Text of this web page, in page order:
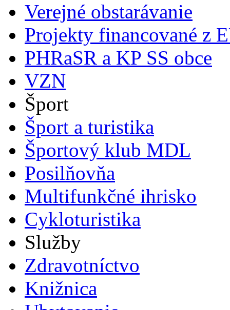
Verejné obstarávanie
Projekty financované z
PHRaSR a KP SS obce
VZN
Šport
Šport a turistika
Športový klub MDL
Posilňovňa
Multifunkčné ihrisko
Cykloturistika
Služby
Zdravotníctvo
Knižnica